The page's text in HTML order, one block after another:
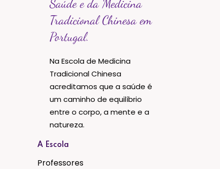
Saúde e da Medicina
Tradicional Chinesa em
Portugal.
Na Escola de Medicina
Tradicional Chinesa
acreditamos que a saúde é
um caminho de equilíbrio
entre o corpo, a mente e a
natureza.
A Escola
Professores